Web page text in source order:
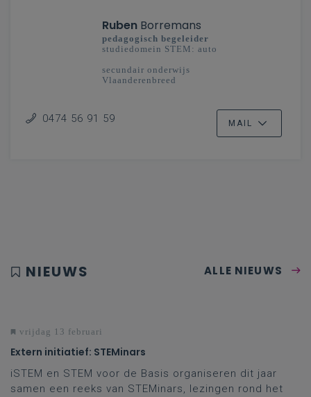
Ruben Borremans
pedagogisch begeleider
studiedomein STEM: auto
secundair onderwijs
Vlaanderenbreed
0474 56 91 59 MAIL
NIEUWS ALLE NIEUWS
vrijdag 13 februari
Extern initiatief: STEMinars
iSTEM en STEM voor de Basis organiseren dit jaar
samen een reeks van STEMinars, lezingen rond het